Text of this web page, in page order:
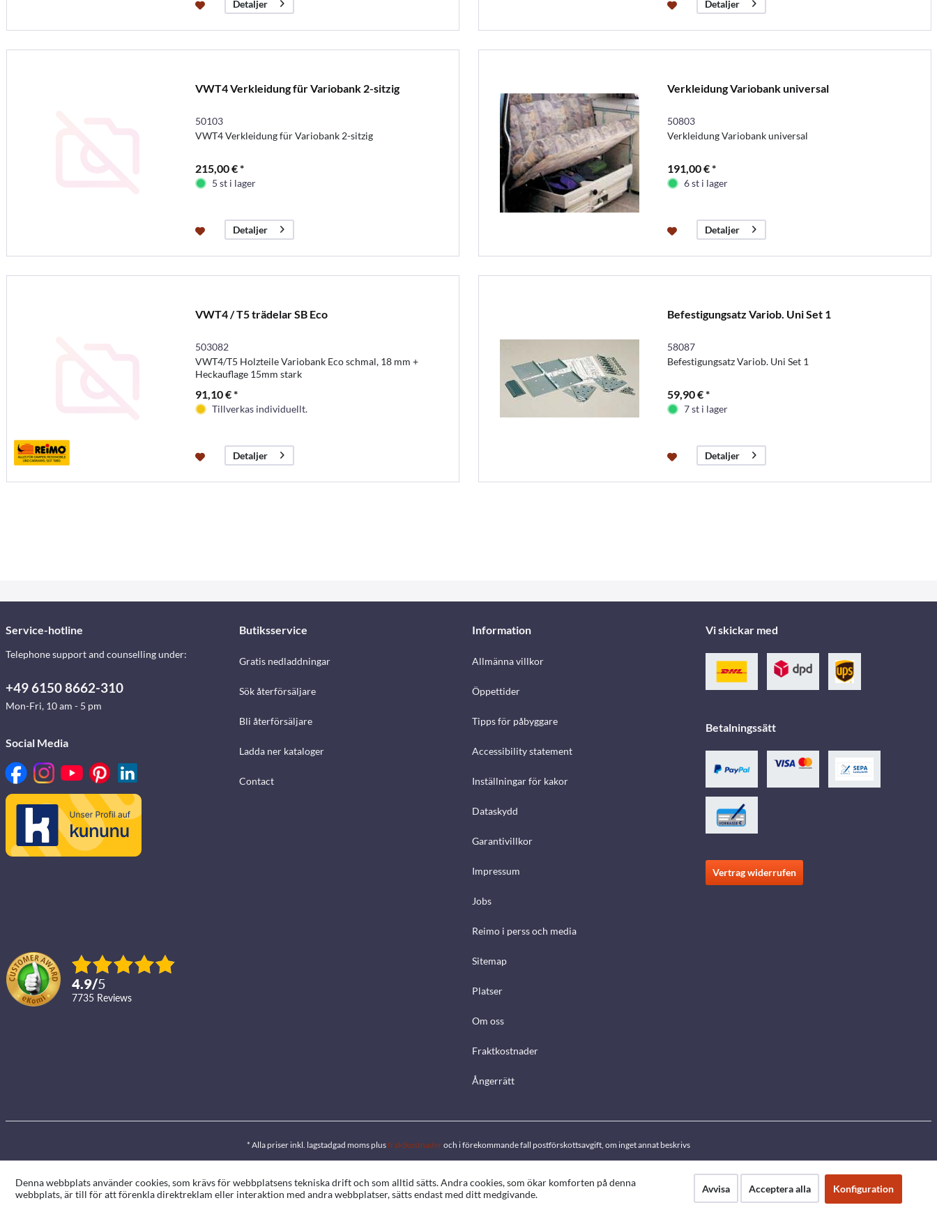
Detaljer Detaljer
VWT4 Verkleidung für Variobank 2-sitzig
50103
VWT4 Verkleidung für Variobank 2-sitzig
215,00 € *
5 st i lager
Detaljer
Verkleidung Variobank universal
50803
Verkleidung Variobank universal
191,00 € *
6 st i lager
Detaljer
VWT4 / T5 trädelar SB Eco
503082
VWT4/T5 Holzteile Variobank Eco schmal, 18 mm +
Heckauflage 15mm stark
91,10 € *
Tillverkas individuellt.
Detaljer
Befestigungsatz Variob. Uni Set 1
58087
Befestigungsatz Variob. Uni Set 1
59,90 € *
7 st i lager
Detaljer
Service-hotline
Telephone support and counselling under:
+49 6150 8662-310
Mon-Fri, 10 am - 5 pm
Social Media
4.9/5
7735 reviews
Butiksservice
Gratis nedladdningar
Sök återförsäljare
Bli återförsäljare
Ladda ner kataloger
Contact
Information
Allmänna villkor
Öppettider
Tipps för påbyggare
Accessibility statement
Inställningar för kakor
Dataskydd
Garantivillkor
Impressum
Jobs
Reimo i perss och media
Sitemap
Platser
Om oss
Fraktkostnader
Ångerrätt
Vi skickar med
Betalningssätt
Vertrag widerrufen
* Alla priser inkl. lagstadgad moms plusfraktkostnaderoch i förekommande fall postförskottsavgift, om inget annat beskrivs
Denna webbplats använder cookies, som krävs för webbplatsens tekniska drift och som alltid sätts. Andra cookies, som ökar komforten på denna
webbplats, är till för att förenkla direktreklam eller interaktion med andra webbplatser, sätts endast med ditt medgivande.
Avvisa Acceptera alla Konfiguration